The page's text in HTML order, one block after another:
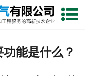
网站首页
能是什么？